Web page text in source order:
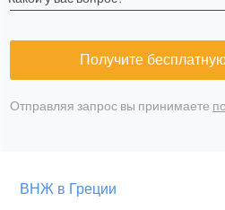
Получите
Отправляя запрос вы принимаете
ВНЖ в Греции